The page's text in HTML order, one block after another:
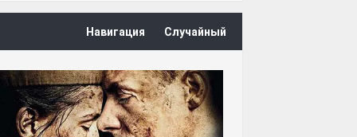
Навигация Случайный